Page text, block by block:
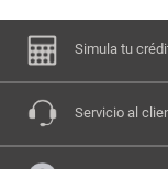
Simula tu
Servicio al